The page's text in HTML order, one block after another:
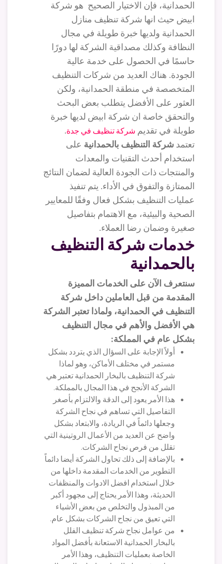
الحمدانية، فإن الاختيار الصحيح هو شركة
ابيض حيث انها شركة تنظيف منازل
الحمدانية ولديها خبرة طويلة في مجال
النظافة وكذلك مصداقية الشركة لها دورًا
حاسمًا في الحصول على خدمة عالية
الجودة. هناك العديد من شركات التنظيف
المتخصصة في منطقة الحمدانية، ولكن
العثور على الأفضل يتطلب بعض البحث
والتحقق خاصة ان شركة ابيض لديها خبرة
طويلة في تقديم شركة تنظيف في جدة.
تعتمد شركة التنظيف بالحمدانية على
استخدام أحدث التقنيات والمعدات
والمنتجات ذات الجودة العالية لضمان النتائج
الممتازة والتفوق في الأداء. يتم تنفيذ
عمليات التنظيف بشكل فعال وفقًا للمعايير
الصحية والبيئية، مع الاهتمام بتفاصيل
صغيرة وضمان رضا العملاء.
خدمات شركة التنظيف
بالحمدانية
سنتعرف الآن على الخدمات المميزة
المقدمة من قبل العاملين داخل شركة
التنظيف في الحمدانية، ولماذا تعتبر الشركة
هي الأفضل والأهم في مجال التنظيف
بشكل عام في المملكة:
أولاً الإجابة على السؤال الذي يتردد بشكل
مستمر في مختلف الأماكن، وهو لماذا
شركة التنظيف بالبخار الحمدانية تعتبر هي
الشركة الأنجح في هذا المجال بالمملكة.
هذا الأمر يعود إلى الدقة والالتزام بأصغر
التفاصيل التي تساهم في نجاح الشركة
وجعلها دائماً في الريادة، والابتعاد بشكل
واضح عن العديد من الأعمال الروتينية التي
تقلل من فرص نجاح الشركات.
بالإضافة إلى ذلك تحاول الشركة أيضا دائماً
التطوير من الخدمات المقدمة داخلها من
خلال استخدام افضل الادوات والمنظفات
الحديثة، وهذا الأمر يحتاج إلى مجهود أكبر
من المبذول والتخلص من بعض الأشياء
التي تعيق من نجاح الشركات بشكل عام.
من عوامل نجاح شركة تنظيف الفلل
بالبخار الحمدانية الاستعانة بأفضل المواد
الخاصة بعمليات التنظيف، وهذا الأمر